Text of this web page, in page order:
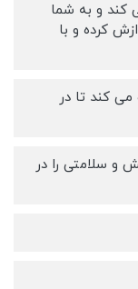
کند و به شما
کرده و با
کند تا در
و سلامتی را در